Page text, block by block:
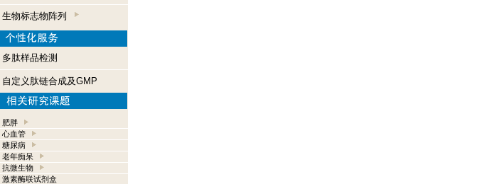
生物标志物阵列
多肽样品检测
自定义肽链合成及GMP
肥胖
心血管
糖尿病
老年痴呆
抗微生物
激素酶联试剂盒